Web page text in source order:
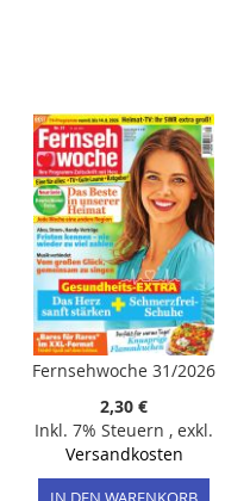
Fernsehwoche 31/2026
2,30 €
Inkl. 7% Steuern , exkl.
Versandkosten